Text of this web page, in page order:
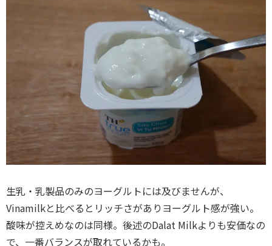
生乳・乳製品のみのヨーグルトには及びませんが、
Vinamilkと比べるとリッチさがありヨーグルト感が強い。
酸味が控えめなのは同様。後述のDalat Milkよりも安価なの
で、一番バランスが取れているかも。